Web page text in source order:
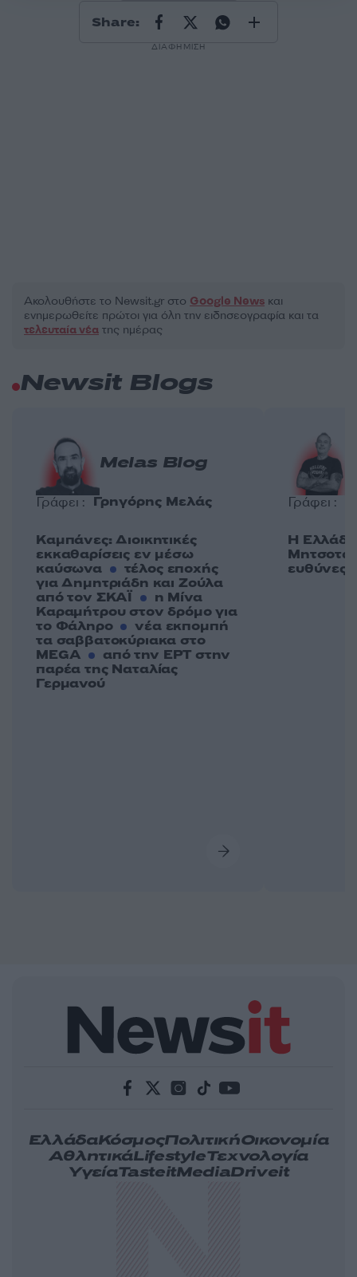
Share:
ΔΙΑΦΗΜΙΣΗ
Ακολουθήστε το Νewsit.gr στο Google News και
ενημερωθείτε πρώτοι για όλη την ειδησεογραφία και τα
τελευταία νέα της ημέρας
Newsit Blogs
Melas Blog
Γράφει : Γρηγόρης Μελάς
Καμπάνες: Διοικητικές
εκκαθαρίσεις εν μέσω
καύσωνα
τέλος εποχής
για Δημητριάδη και Ζούλα
από τον ΣΚΑΪ
η Μίνα
Καραμήτρου στον δρόμο για
το Φάληρο
νέα εκπομπή
τα σαββατοκύριακα στο
MEGA
από την ΕΡΤ στην
παρέα της Ναταλίας
Γερμανού
Γράφει :
Η Ελλάδα
ευθύνες
ΕλλάδαΚόσμοςΠολιτικήΟικονομία
ΑθλητικάLifestyleΤεχνολογία
ΥγείαTasteitMediaDriveit